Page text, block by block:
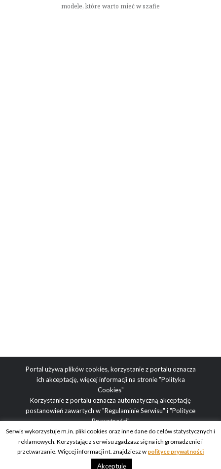
modele, które warto mieć w szafie
Portal używa plików cookies, korzystanie z portalu oznacza
ich akceptację, więcej informacji na stronie"Polityka
Cookies"
Korzystanie z portalu oznacza automatyczną akceptację
postanowień zawartych w"Regulaminie Serwisu" i"Polityce
Prywatności"
Adres redakcji: ul. Obrazkowa 2, 03-188 Warszawa | tel.
redakcyjny: +48 512 936 995 | e-mail: blog@obcasy.pl
Serwis wykorzystuje m.in. pliki cookies oraz inne dane do celów statystycznych i
reklamowych. Korzystając z serwisu zgadzasz się na ich gromadzenie i
przetwarzanie. Więcej informacji nt. znajdziesz w polityce prywatności
Akceptuję